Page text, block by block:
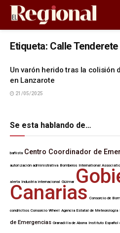
Etiqueta: Calle Tenderete
Un varón herido tras la colisión
en Lanzarote
21/05/2025
Se esta hablando de…
bañista Centro Coordinador de
autorización administrativa Bomberos International
alerta Industria internacional Güímar
Canarias Consorcio de
condrictios Consorcio Wheel Agencia Estatal de Meteorología
de Emergencias Granadilla de Abona Instituto Español